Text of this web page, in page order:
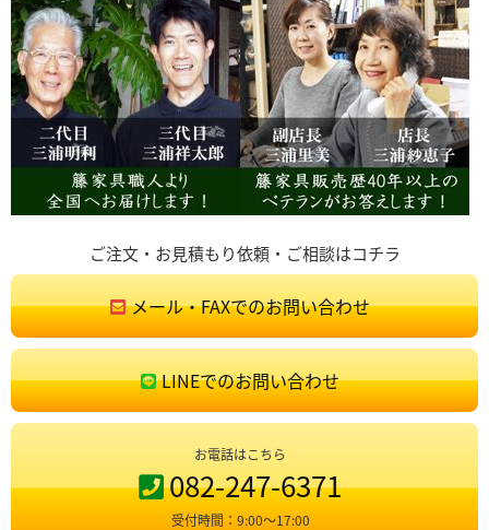
ご注文・お見積もり依頼・ご相談はコチラ
メール・FAXでのお問い合わせ
LINEでのお問い合わせ
お電話はこちら
082-247-6371
受付時間：9:00〜17:00